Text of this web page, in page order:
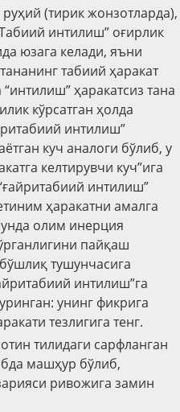
(тирик жонзотларда),
интилиш” оғирлик
юзага келади, яъни
табиий ҳаракат
ҳаракатсиз тана
кўрсатган ҳолда
интилиш”
куч аналоги бўлиб, у
келтирувчи куч”ига
интилиш”
ҳаракатни амалга
олим инерция
пайқаш
тушунчасига
интилиш”га
унинг фикрига
тезлигига тенг.
тилидаги сарфланган
машҳур бўлиб,
ривожига замин